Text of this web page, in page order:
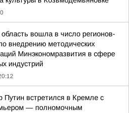
вошла в число регионов-
внедрению методических
Минэкономразвития в сфере
индустрий
Путин встретился в Кремле с
— полномочным